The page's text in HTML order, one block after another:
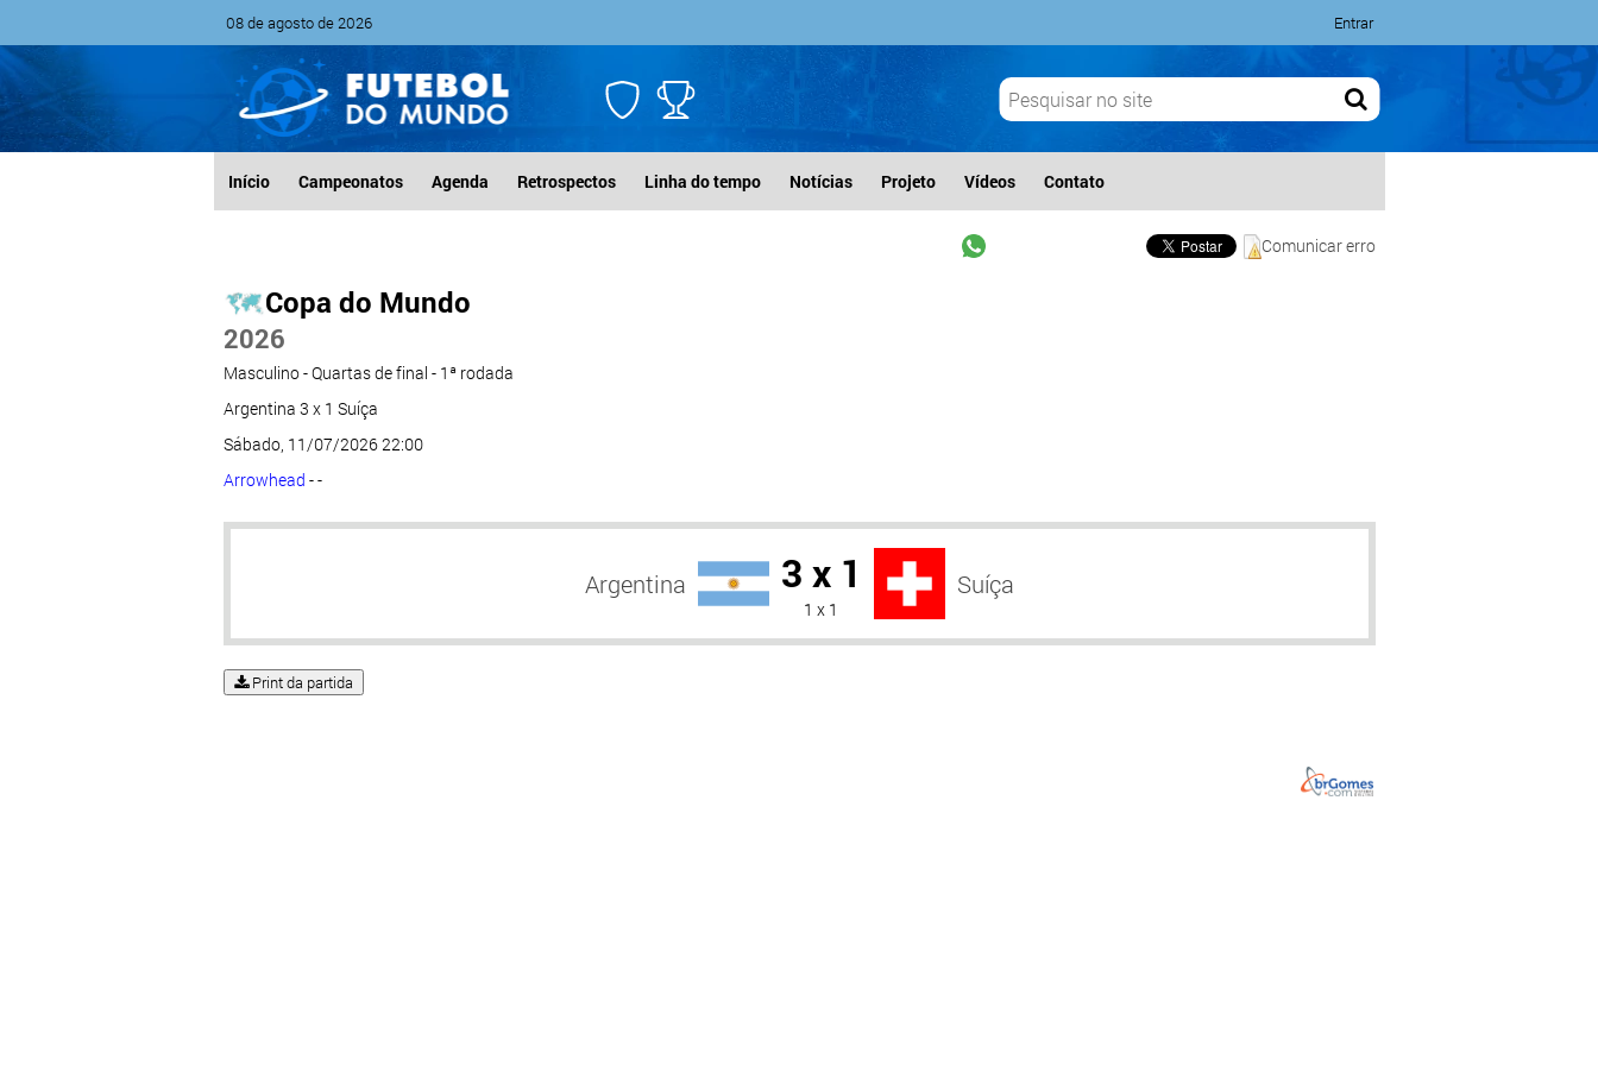
08 de agosto de 2026 Entrar
Início Campeonatos Agenda Retrospectos Linha do tempo Notícias Projeto Vídeos Contato
Comunicar erro
Copa do Mundo
2026
Masculino - Quartas de final - 1ª rodada
Argentina 3 x 1 Suíça
Sábado, 11/07/2026 22:00
Arrowhead - -
Argentina 3 x 1
1 x 1
Suíça
Print da partida